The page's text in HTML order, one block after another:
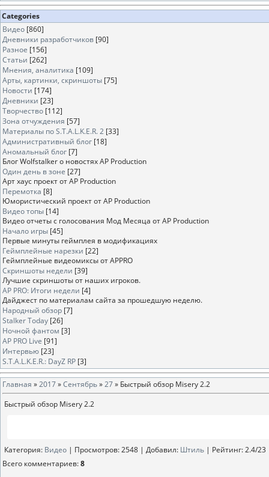
Categories
Видео [860]
Дневники разработчиков [90]
Разное [156]
Статьи [262]
Мнения, аналитика [109]
Арты, картинки, скриншоты [75]
Новости [174]
Дневники [23]
Творчество [112]
Зона отчуждения [57]
Материалы по S.T.A.L.K.E.R. 2 [33]
Административный блог [18]
Аномальный блог [7]
Блог Wolfstalker о новостях AP Production
Один день в зоне [27]
Арт хаус проект от AP Production
Перемотка [8]
Юмористический проект от AP Production
Видео топы [14]
Видео отчеты с голосования Мод Месяца от AP Production
Начало игры [45]
Первые минуты геймплея в модификациях
Геймплейные нарезки [22]
Геймплейные видеомиксы от APPRO
Скриншоты недели [39]
Лучшие скриншоты от наших игроков.
AP PRO: Итоги недели [4]
Дайджест по материалам сайта за прошедшую неделю.
Народный обзор [7]
Stalker Today [26]
Ночной фантом [3]
AP PRO Live [91]
Интервью [23]
S.T.A.L.K.E.R.: DayZ RP [3]
Главная »2017»Сентябрь»27» Быстрый обзор Misery 2.2
Быстрый обзор Misery 2.2
Категория: Видео | Просмотров: 2548 | Добавил: Штиль | Рейтинг:2.4/23
Всего комментариев:8